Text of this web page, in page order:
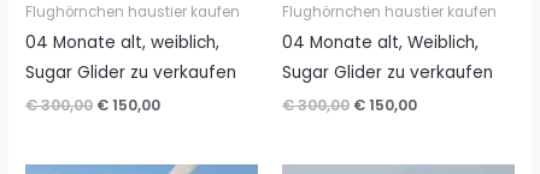
Flughörnchen haustier kaufen
04 Monate alt, weiblich,
Sugar Glider zu verkaufen
€300,00 Ursprünglicher
€ 300,00
€150,00Aktueller
€ 150,00.
Flughörnchen haustier kaufen
04 Monate alt, Weiblich,
Sugar Glider zu verkaufen
€300,00 Ursprünglicher
€ 300,00
€150,00Aktueller
€ 150,00.